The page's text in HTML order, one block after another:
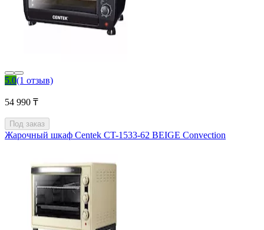
5.0(1 отзыв)
54 990 ₸
Под заказ
Жарочный шкаф Centek CT-1533-62 BEIGE Convection